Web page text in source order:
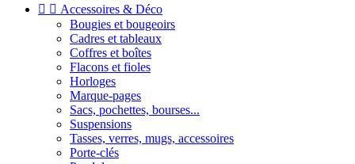
  Accessoires & Déco
Bougies et bougeoirs
Cadres et tableaux
Coffres et boîtes
Flacons et fioles
Horloges
Marque-pages
Sacs, pochettes, bourses...
Suspensions
Tasses, verres, mugs, accessoires
Porte-clés